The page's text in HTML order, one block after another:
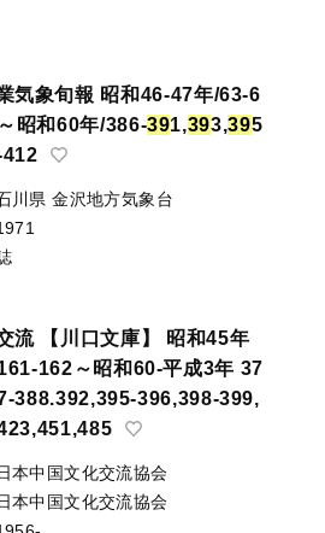
気象旬報 昭和46-47年/63-6
昭和60年/386-391,393,395
川県 金沢地方気象台
流 【川口文庫】 昭和45年
162～昭和60-平成3年 37
388.392,395-396,398-399,
本中国文化交流協会
本中国文化交流協会